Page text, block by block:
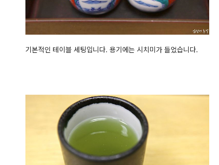
기본적인 테이블 세팅입니다. 용기에는 시치미가 들었습니다.